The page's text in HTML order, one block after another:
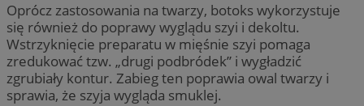
Oprócz zastosowania na twarzy, botoks wykorzystuje
się również do poprawy wyglądu szyi i dekoltu.
Wstrzyknięcie preparatu w mięśnie szyi pomaga
zredukować tzw. „drugi podbródek” i wygładzić
zgrubiały kontur. Zabieg ten poprawia owal twarzy i
sprawia, że szyja wygląda smuklej.